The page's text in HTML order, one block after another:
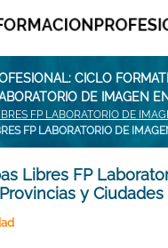
CICLO
DE IMAGEN
FP LABORATORIO DE
FP LABORATORIO DE
Libres FP
y Ciudades